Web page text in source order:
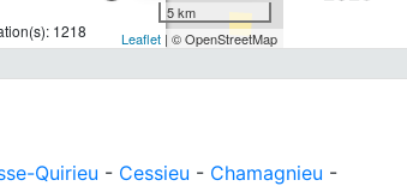
1218
5 km
Leaflet| © OpenStreetMap
Quirieu - Cessieu - Chamagnieu -